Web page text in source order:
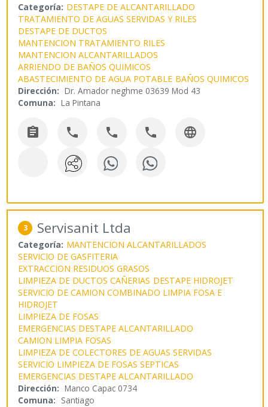
Categoría: DESTAPE DE ALCANTARILLADO
TRATAMIENTO DE AGUAS SERVIDAS Y RILES
DESTAPE DE DUCTOS
MANTENCION TRATAMIENTO RILES
MANTENCION ALCANTARILLADOS
ARRIENDO DE BAÑOS QUIMICOS
ABASTECIMIENTO DE AGUA POTABLE BAÑOS QUIMICOS
Dirección: Dr. Amador neghme 03639 Mod 43
Comuna: La Pintana
    
3 Servisanit Ltda
Categoría: MANTENCION ALCANTARILLADOS
SERVICIO DE GASFITERIA
EXTRACCION RESIDUOS GRASOS
LIMPIEZA DE DUCTOS CAÑERIAS DESTAPE HIDROJET
SERVICIO DE CAMION COMBINADO LIMPIA FOSA E
HIDROJET
LIMPIEZA DE FOSAS
EMERGENCIAS DESTAPE ALCANTARILLADO
CAMION LIMPIA FOSAS
LIMPIEZA DE COLECTORES DE AGUAS SERVIDAS
SERVICIO LIMPIEZA DE FOSAS SEPTICAS
EMERGENCIAS DESTAPE ALCANTARILLADO
Dirección: Manco Capac 0734
Comuna: Santiago